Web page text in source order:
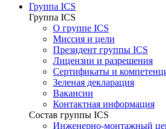
Группа ICS
Группа ICS
О группе ICS
Миссия и цели
Президент группы ICS
Лицензии и разрешения
Сертификаты и
Зеленая декларация
Вакансии
Контактная информация
Состав группы ICS
Инженерно-монтажный